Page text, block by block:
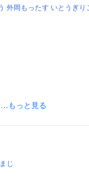
外岡もったす いとうぎり
…もっと見る
じ